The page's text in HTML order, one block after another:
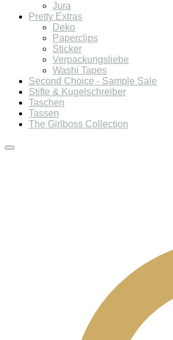
Jura
Pretty Extras
Deko
Paperclips
Sticker
Verpackungsliebe
Washi Tapes
Second Choice - Sample Sale
Stifte & Kugelschreiber
Taschen
Tassen
The Girlboss Collection